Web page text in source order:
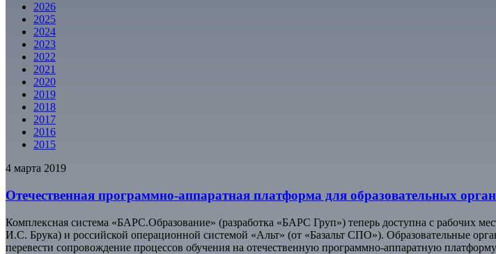
2026
2025
2024
2023
2022
2021
2020
2019
2018
2017
2016
2015
4 марта 2019
Отечественная программно-аппаратная платформа для образовательных
Комплексная система «БАРС.Образование» (разработка «БАРС Груп») теперь доступна с
И.С. Брука) и российской операционной системой «Альт» (от «Базальт СПО»). Образовательные
перевести сопровождение процессов обучения на отечественную программно-аппаратную